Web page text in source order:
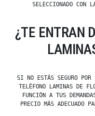
SELECCIONADO CON
¿TE ENTRAN
SI NO ESTÁS SEGURO POR
TELÉFONO LAMINAS DE
FUNCIÓN A TUS
PRECIO MÁS ADECUADO